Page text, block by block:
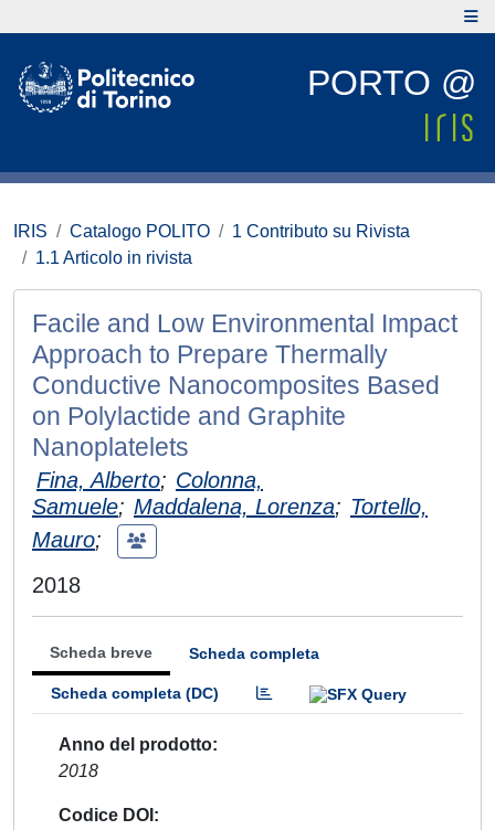
PORTO @
IRIS Catalogo POLITO
1 Contributo su Rivista
1.1 Articolo in rivista
Facile and Low Environmental Impact
Approach to Prepare Thermally
Conductive Nanocomposites Based
on Polylactide and Graphite
Nanoplatelets
Fina, Alberto; Colonna,
Samuele; Maddalena, Lorenza; Tortello,
Mauro;
2018
Scheda breve Scheda completa
Scheda completa (DC)
Anno del prodotto
2018
Codice DOI